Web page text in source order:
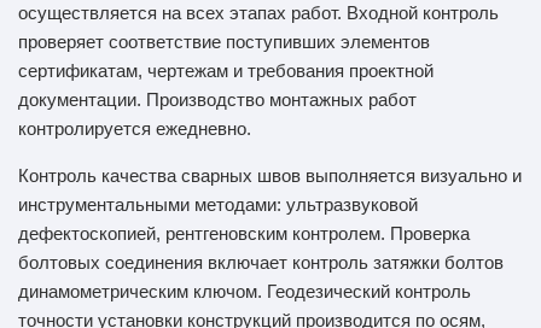
осуществляется на всех этапах работ. Входной контроль
проверяет соответствие поступивших элементов
сертификатам, чертежам и требования проектной
документации. Производство монтажных работ
контролируется ежедневно.
Контроль качества сварных швов выполняется визуально и
инструментальными методами: ультразвуковой
дефектоскопией, рентгеновским контролем. Проверка
болтовых соединения включает контроль затяжки болтов
динамометрическим ключом. Геодезический контроль
точности установки конструкций производится по осям,